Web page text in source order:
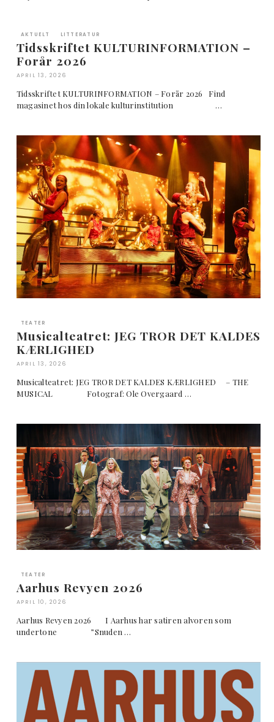
AKTUELT LITTERATUR
Tidsskriftet KULTURINFORMATION –
Forår 2026
APRIL 13, 2026
Tidsskriftet KULTURINFORMATION – Forår 2026 Find
magasinet hos din lokale kulturinstitution …
TEATER
Musicalteatret: JEG TROR DET KALDES
KÆRLIGHED
APRIL 13, 2026
Musicalteatret: JEG TROR DET KALDES KÆRLIGHED – THE
MUSICAL Fotograf: Ole Overgaard …
TEATER
Aarhus Revyen 2026
APRIL 10, 2026
Aarhus Revyen 2026 I Aarhus har satiren alvoren som
undertone ”Snuden …